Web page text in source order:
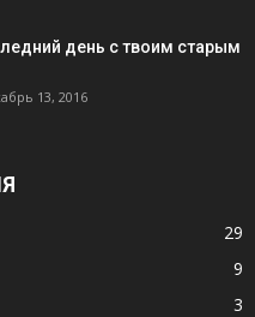
день с твоим старым
13, 2016
29
9
3